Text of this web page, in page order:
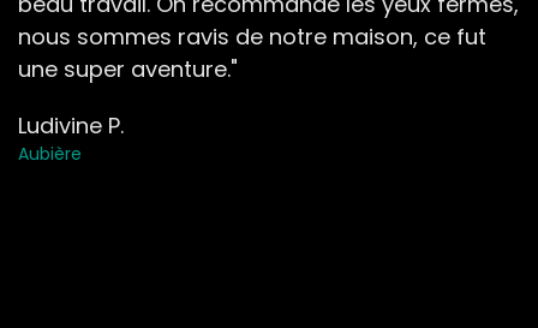
nous sommes ravis de notre maison, ce fut
une super aventure."
Ludivine P.
Aubière